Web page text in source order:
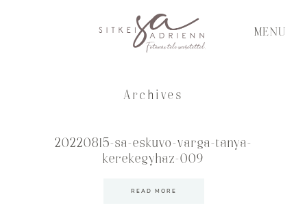
MENU
Archives
20220815-sa-eskuvo-varga-tanya-
kerekegyhaz-009
READ MORE